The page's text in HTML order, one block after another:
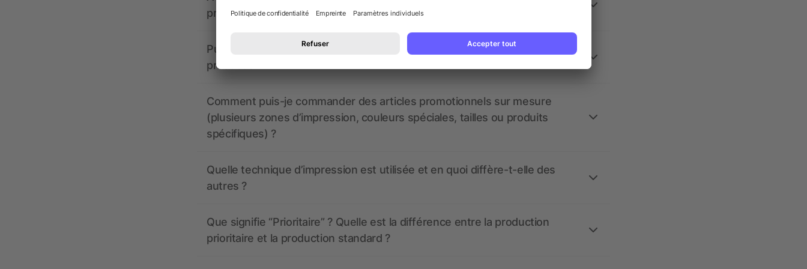
propose-t-il un service pour les créer ?
Puis-je voir à quoi ressembleront mes articles promotionnels avant la
production ?
Comment puis-je commander des articles promotionnels sur mesure
(plusieurs zones d’impression, couleurs spéciales, tailles ou produits
spécifiques) ?
Quelle technique d’impression est utilisée et en quoi diffère-t-elle des
autres ?
Que signifie “Prioritaire” ? Quelle est la différence entre la production
prioritaire et la production standard ?